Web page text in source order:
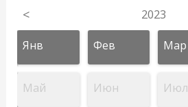
< 2023
Янв Фев Мар
Май Июн Июл